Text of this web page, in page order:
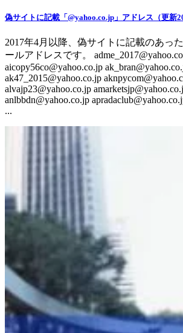
偽サイトに記載「@yahoo.co.jp」アドレス（更新
2017年4月以降、偽サイトに記載のあった
ールアドレスです。
aicopy56co@yahoo.co.jp
ak47_2015@yahoo.co.jp
alvajp23@yahoo.co.jp
anlbbdn@yahoo.co.jp
...